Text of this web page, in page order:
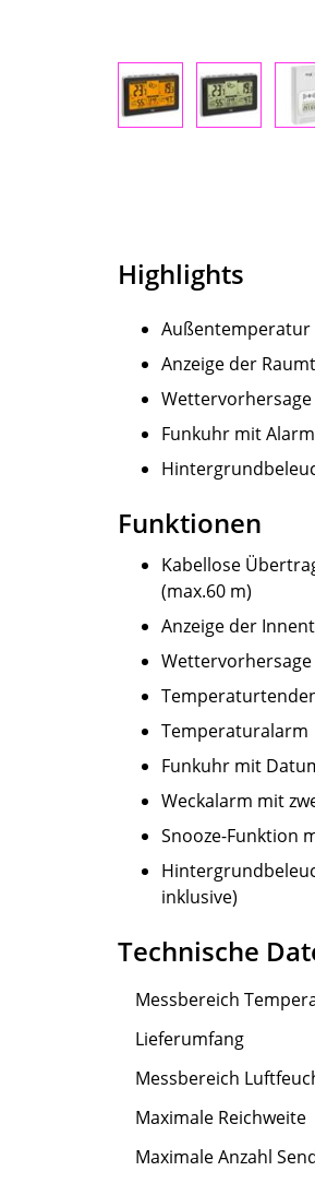
Highlights
Außentemperatur
Anzeige der
Funkuhr mit
Funktionen
Kabellose
(max.60 m)
Anzeige der
Wettervorhersage
Temperaturalarm
Funkuhr mit
Weckalarm mit
Snooze-Funktion
inklusive)
Technische
Messbereich
Lieferumfang
Messbereich
Maximale Reichweite
Maximale Anzahl